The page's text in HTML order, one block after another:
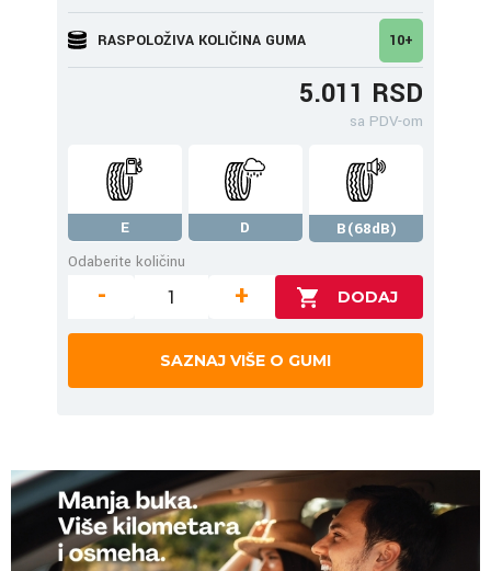
RASPOLOŽIVA KOLIČINA GUMA 10+
5.011 RSD
sa PDV-om
E D
B(68dB)
Odaberite količinu
- +
SAZNAJ VIŠE O GUMI